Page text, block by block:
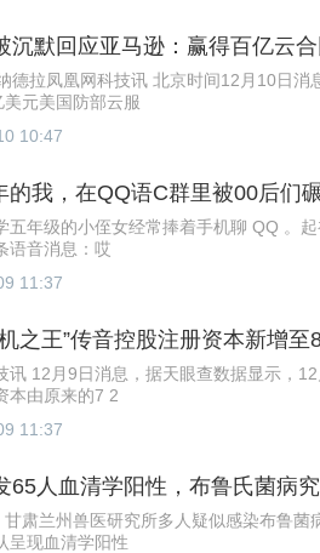
沉默回应亚马逊：赢得百亿云
德拉凤凰网科技讯 北京时间12月10日
元美国防部云服
10:47
的我，在QQ语C群里被00后们
五年级的小侄女经常捧着手机聊 QQ 。
语音消息：哎
11:37
之王”传音控股注册资本新增至
讯 12月9日消息，据天眼查数据显示，
本由原来的7 2
11:37
65人血清学阳性，布鲁氏菌病
甘肃兰州兽医研究所多人疑似感染布鲁
呈现血清学阳性